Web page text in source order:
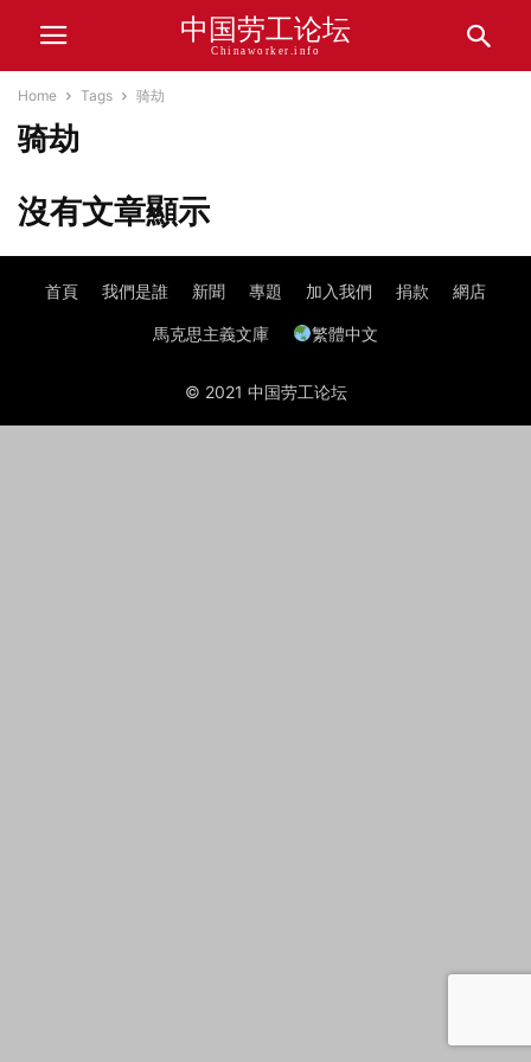
中国劳工论坛
Chinaworker.info
Home Tags 骑劫
骑劫
沒有文章顯示
首頁 我們是誰 新聞 專題 加入我們 捐款 網店
馬克思主義文庫 繁體中文
© 2021 中国劳工论坛